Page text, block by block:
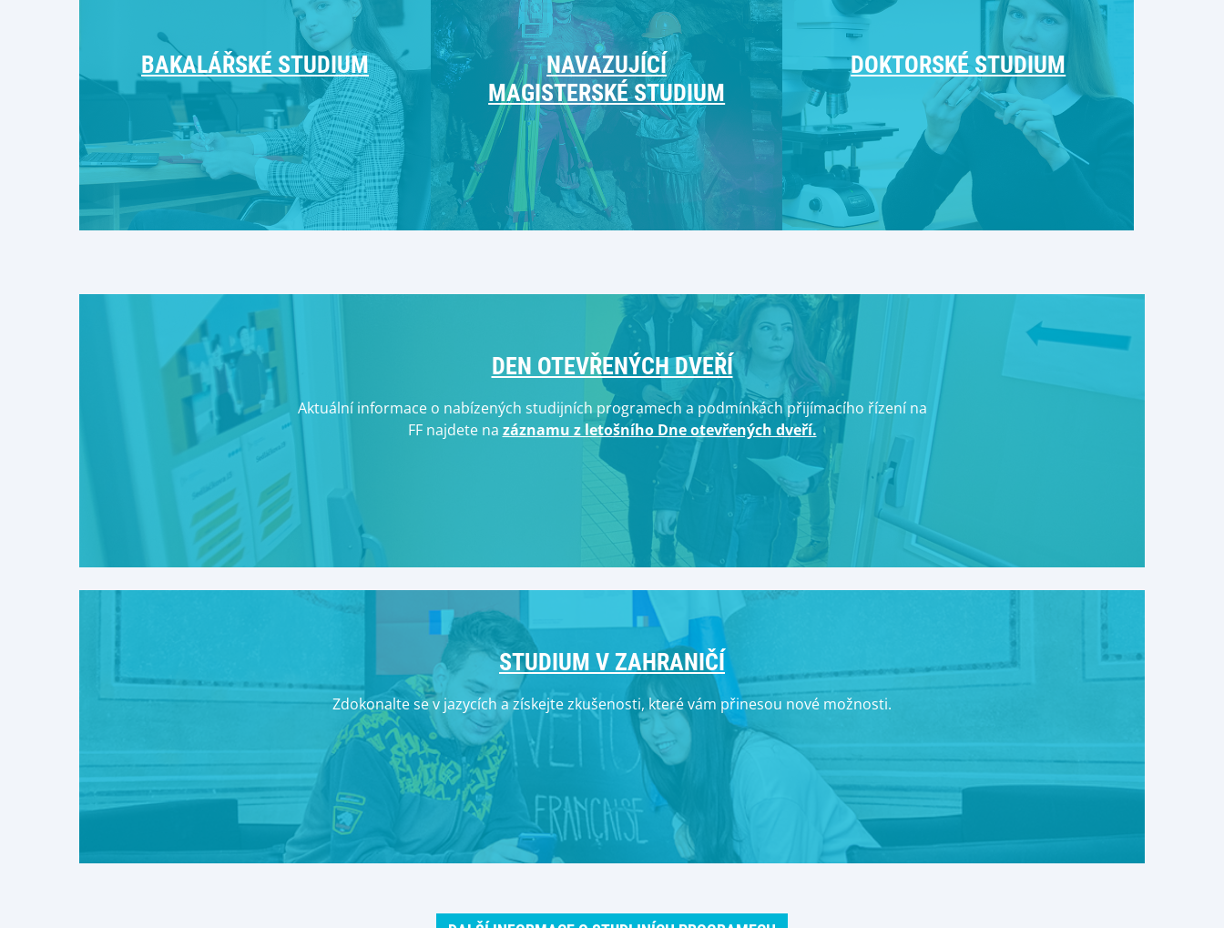
BAKALÁŘSKÉ STUDIUM
NAVAZUJÍCÍ
MAGISTERSKÉ STUDIUM
DOKTORSKÉ STUDIUM
DEN OTEVŘENÝCH DVEŘÍ
Aktuální informace o nabízených studijních programech a podmínkách přijímacího řízení na
FF najdete na záznamu z letošního Dne otevřených dveří.
STUDIUM V ZAHRANIČÍ
Zdokonalte se v jazycích a získejte zkušenosti, které vám přinesou nové možnosti.